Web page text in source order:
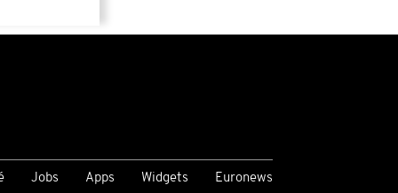
Jobs Apps Widgets Euronews